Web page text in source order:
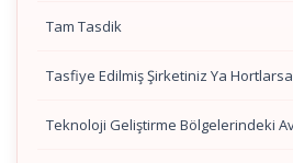
Tam Tasdik
Tasfiye Edilmiş Şirketiniz Ya
Teknoloji Geliştirme Bölgelerindeki